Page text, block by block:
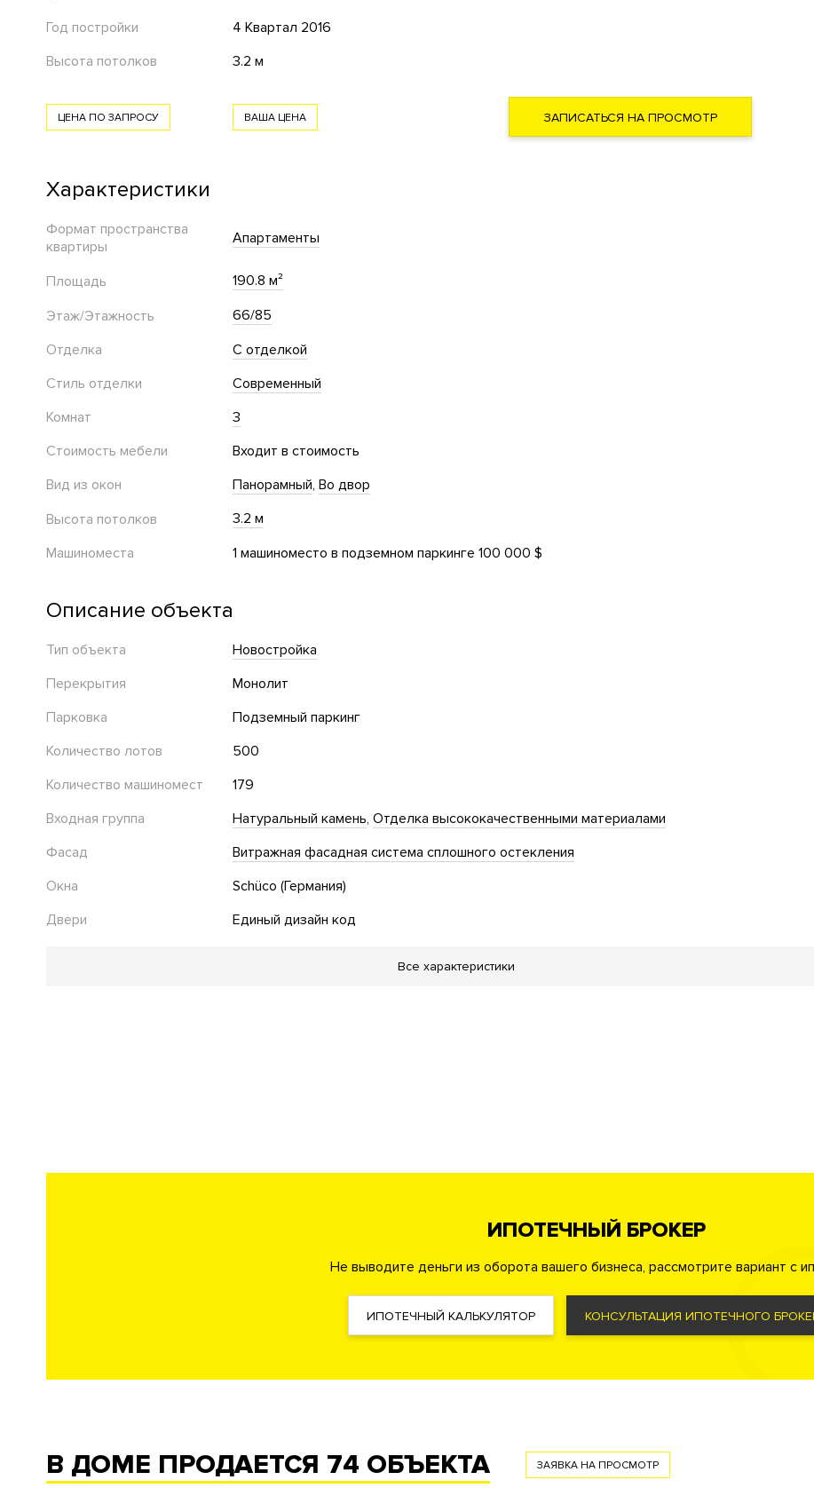
Год постройки
4 Квартал 2016
Высота потолков
3.2 м
ЦЕНА ПО ЗАПРОСУ ВАША ЦЕНА ЗАПИСАТЬСЯ НА ПРОСМОТР
Характеристики
Формат пространства
квартиры
Апартаменты
Площадь
190.8 м²
Этаж/Этажность
66/85
Отделка
С отделкой
Стиль отделки
Современный
Комнат
3
Стоимость мебели
Входит в стоимость
Вид из окон
Панорамный Во двор
Высота потолков
3.2 м
Машиноместа
1 машиноместо в подземном паркинге 100 000 $
Описание объекта
Тип объекта
Новостройка
Перекрытия
Монолит
Парковка
Подземный паркинг
Количество лотов
500
Количество машиномест
179
Входная группа
Натуральный камень Отделка высококачественными материалами
Фасад
Витражная фасадная система сплошного остекления
Окна
Schüco (Германия)
Двери
Единый дизайн код
Консьерж служба Видеонаблюдение
Закрытый внутренний двор
Фильтр очистки воды Система охранно-пожарной сигнализации
Отопление
Индивидуальный тепловой пункт
Все характеристики
ИПОТЕЧНЫЙ БРОКЕР
Не выводите деньги из оборота вашего бизнеса, рассмотрите вариант с
ИПОТЕЧНЫЙ КАЛЬКУЛЯТОР КОНСУЛЬТАЦИЯ ИПОТЕЧНОГО
В ДОМЕ ПРОДАЕТСЯ 74 ОБЪЕКТА ЗАЯВКА НА ПРОСМОТР